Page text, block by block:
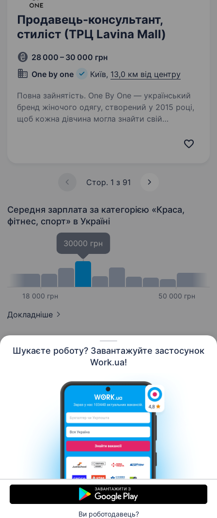
Шукаєте роботу? Завантажуйте застосунок
Work.ua!
Ви роботодавець?
Продавець-консультант,
стиліст (ТРЦ Lavina Mall)
28 000 – 30 000 грн
One by one
Київ, 13,0 км від центру
Повна зайнятість. One By One — український
бренд жіночого одягу, створений у 2015 році,
щоб кожна дівчина могла знайти свій
у собі. Ми розширюємося, оновлюємо колекції
Стор. 1 з 91
Середня зарплата за категорією «Краса,
фітнес, спорт» в Україні
18 000 грн
30000 грн
50 000 грн
Докладніше
Контакти Про нас
Кар’єра
Допомога Умови використання